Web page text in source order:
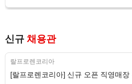
신규 채용관
랄프로렌코리아
[랄프로렌코리아] 신규 오픈 직영매